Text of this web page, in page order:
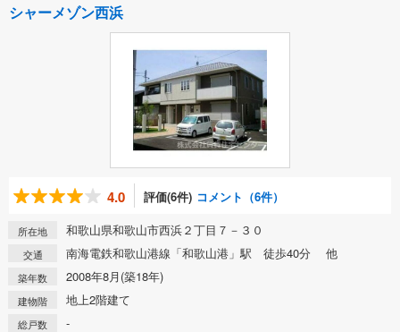
シャーメゾン西浜
4.0 評価(6件) コメント（6件）
所在地 和歌山県和歌山市西浜２丁目７－３０
交通 南海電鉄和歌山港線「和歌山港」駅 徒歩40分 他
築年数 2008年8月(築18年)
建物階 地上2階建て
総戸数 -